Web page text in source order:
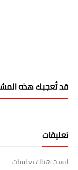
قد تُعجبك هذه
تعليقات
ليست هناك تعليقات